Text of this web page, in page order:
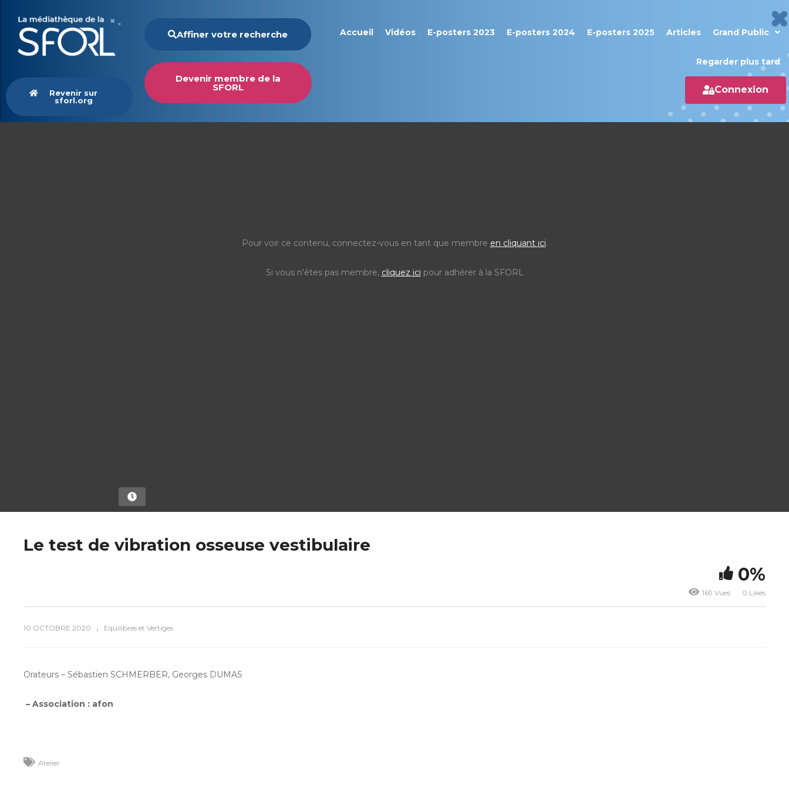
Revenir sur
sforl.org
Affiner votre recherche
Devenir membre de la
SFORL
Accueil Vidéos E-posters 2023 E-posters 2024 E-posters 2025 Articles Grand Public
Regarder plus tard
Connexion
Pour voir ce contenu, connectez-vous en tant que membre en cliquant ici.
Si vous n'êtes pas membre, cliquez ici pour adhérer à la SFORL
Le test de vibration osseuse vestibulaire
0%
169 Vues 0 Likes
10 OCTOBRE 2020 Equilibres et Vertiges
Orateurs – Sébastien SCHMERBER, Georges DUMAS
– Association : afon
Atelier